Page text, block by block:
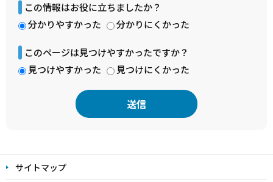
この情報はお役に立ちましたか？
分かりやすかった
分かりにくかった
このページは見つけやすかったですか？
見つけやすかった
見つけにくかった
文
こ サイトマップ